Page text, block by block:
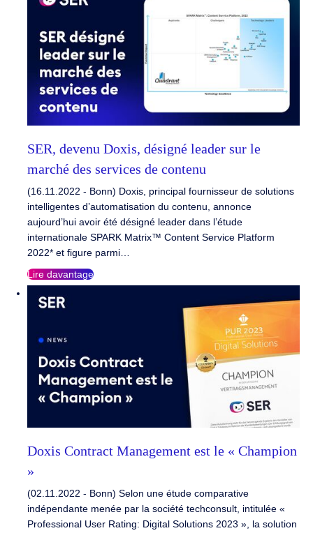
SER, devenu Doxis, désigné leader sur le
marché des services de contenu
(16.11.2022 - Bonn) Doxis, principal fournisseur de solutions
intelligentes d’automatisation du contenu, annonce
aujourd’hui avoir été désigné leader dans l’étude
internationale SPARK Matrix™ Content Service Platform
2022* et figure parmi…
Lire davantage
Doxis Contract Management est le « Champion
»
(02.11.2022 - Bonn) Selon une étude comparative
indépendante menée par la société techconsult, intitulée «
Professional User Rating: Digital Solutions 2023 », la solution